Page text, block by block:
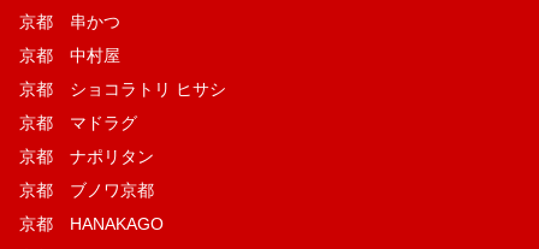
京都 串かつ
京都 中村屋
京都 ショコラトリ ヒサシ
京都 マドラグ
京都 ナポリタン
京都 ブノワ京都
京都 HANAKAGO